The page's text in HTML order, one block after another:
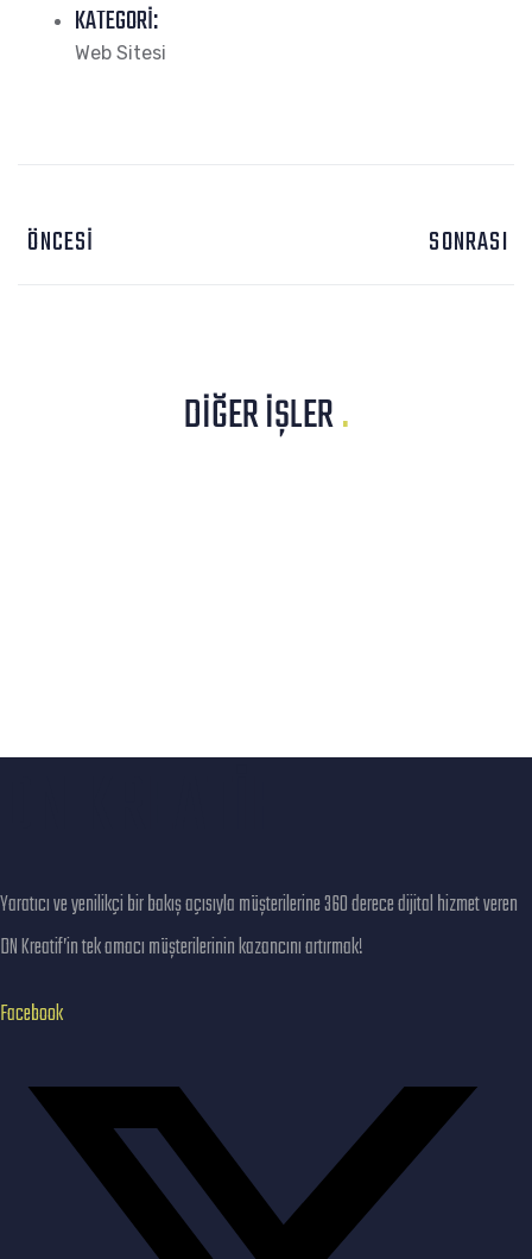
KATEGORI:
Web Sitesi
ÖNCESI SONRASI
DIĞER İŞLER.
CANTÜRK GAYRIMENKUL
Yaratıcı ve yenilikçi bir bakış açısıyla müşterilerine 360 derece dijital hizmet veren
DN Kreatif’in tek amacı müşterilerinin kazancını artırmak!
Facebook